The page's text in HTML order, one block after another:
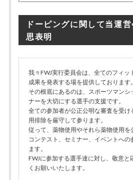
リ
ドーピングに関して当運
思表明
我々FWJ実行委員会は、全てのフィッ
成果を発表する場を提供しております。
その根底にあるのは、スポーツマンシ
ナーを大切にする選手の支援です。
全ての参加者が公正公明な審査を受け
用排除を厳守して参ります。
従って、薬物使用やそれら薬物使用を
コンテスト、セミナー、イベントへの
ます。
FWJに参加する選手達に対し、敬意と
くお願いいたします。